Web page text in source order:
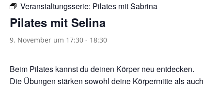
Veranstaltungsserie: Pilates mit Sabrina
Pilates mit Selina
9. November um 17:30 - 18:30
Beim Pilates kannst du deinen Körper neu entdecken.
Die Übungen stärken sowohl deine Körpermitte als auch